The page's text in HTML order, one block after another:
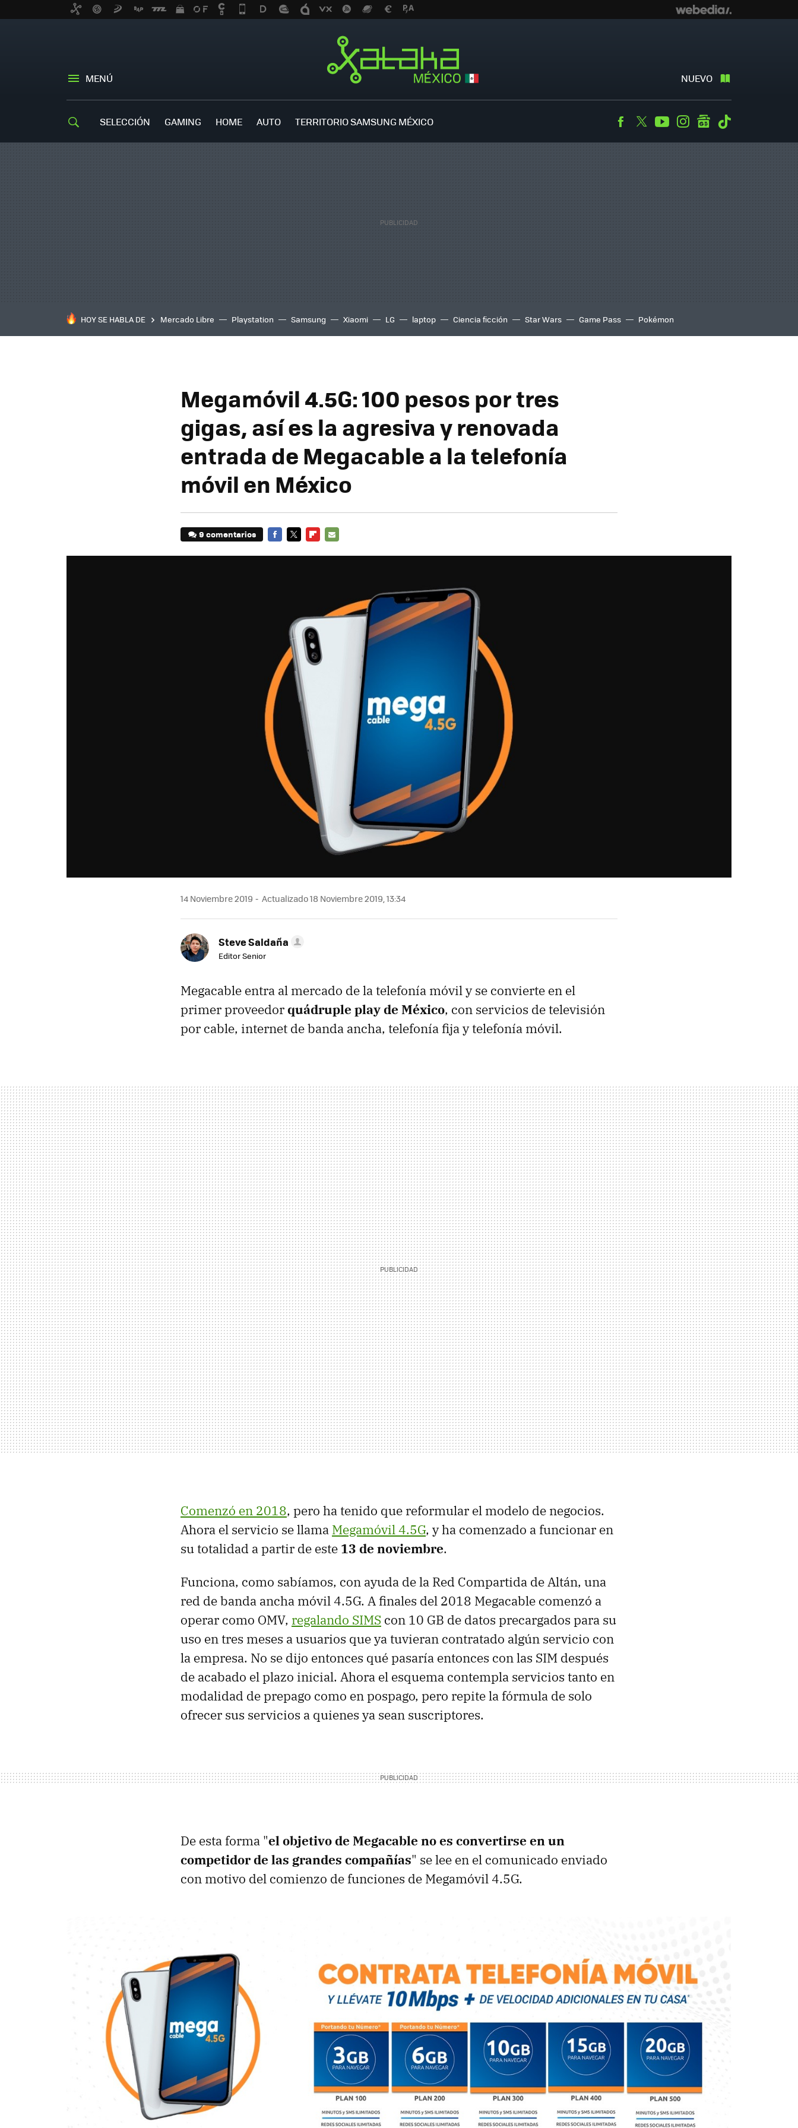
MENÚ NUEVO
SELECCIÓN GAMING HOME AUTO TERRITORIO SAMSUNG MÉXICO Facebook
TwitterYoutubeInstagramgooglenews
HOY SE HABLA DE Mercado Libre Playstation Samsung Xiaomi LG laptop Ciencia ficción Star Wars Game Pass Pokémon
Megamóvil 4.5G: 100 pesos por tres
gigas, así es la agresiva y renovada
entrada de Megacable a la telefonía
móvil en México
9 comentarios
14 Noviembre 2019 Actualizado 18 Noviembre 2019, 13:34
Steve Saldaña
Editor Senior
Megacable entra al mercado de la telefonía móvil y se convierte en el
primer proveedorquádruple play de México, con servicios de televisión
por cable, internet de banda ancha, telefonía fija y telefonía móvil.
Comenzó en 2018, pero ha tenido que reformular el modelo de negocios.
Ahora el servicio se llama Megamóvil 4.5G, y ha comenzado a funcionar en
su totalidad a partir de este 13 de noviembre.
Funciona, como sabíamos, con ayuda de la Red Compartida de Altán, una
red de banda ancha móvil 4.5G. A finales del 2018 Megacable comenzó a
operar como OMV, regalando SIMS con 10 GB de datos precargados para su
uso en tres meses a usuarios que ya tuvieran contratado algún servicio con
la empresa. No se dijo entonces qué pasaría entonces con las SIM después
de acabado el plazo inicial. Ahora el esquema contempla servicios tanto en
modalidad de prepago como en pospago, pero repite la fórmula de solo
ofrecer sus servicios a quienes ya sean suscriptores.
De esta forma "el objetivo de Megacable no es convertirse en un
competidor de las grandes compañías" se lee en el comunicado enviado
con motivo del comienzo de funciones de Megamóvil 4.5G.